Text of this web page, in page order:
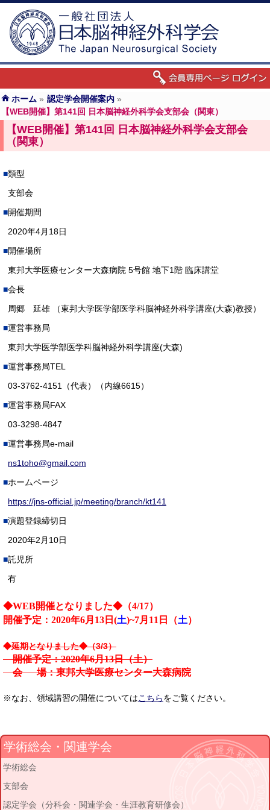
ホーム » 認定学会開催案内 »
【WEB開催】第141回 日本脳神経外科学会支部会（関東）
【WEB開催】第141回 日本脳神経外科学会支部会
（関東）
類型
支部会
開催期間
2020年4月18日
開催場所
東邦大学医療センター大森病院 5号館 地下1階 臨床講堂
会長
周郷 延雄 （東邦大学医学部医学科脳神経外科学講座(大森)教授）
運営事務局
東邦大学医学部医学科脳神経外科学講座(大森)
運営事務局TEL
03-3762-4151（代表）（内線6615）
運営事務局FAX
03-3298-4847
運営事務局e-mail
ns1toho@gmail.com
ホームページ
https://jns-official.jp/meeting/branch/kt141
演題登録締切日
2020年2月10日
託児所
有
◆WEB開催となりました◆（4/17）
開催予定：2020年6月13日(土)~7月11日（土）
◆延期となりました◆（3/3）
開催予定：2020年6月13日（土）
会 場：東邦大学医療センター大森病院
※なお、領域講習の開催についてはこちらをご覧ください。
学術総会・関連学会
学術総会
支部会
認定学会（分科会・関連学会・生涯教育研修会）